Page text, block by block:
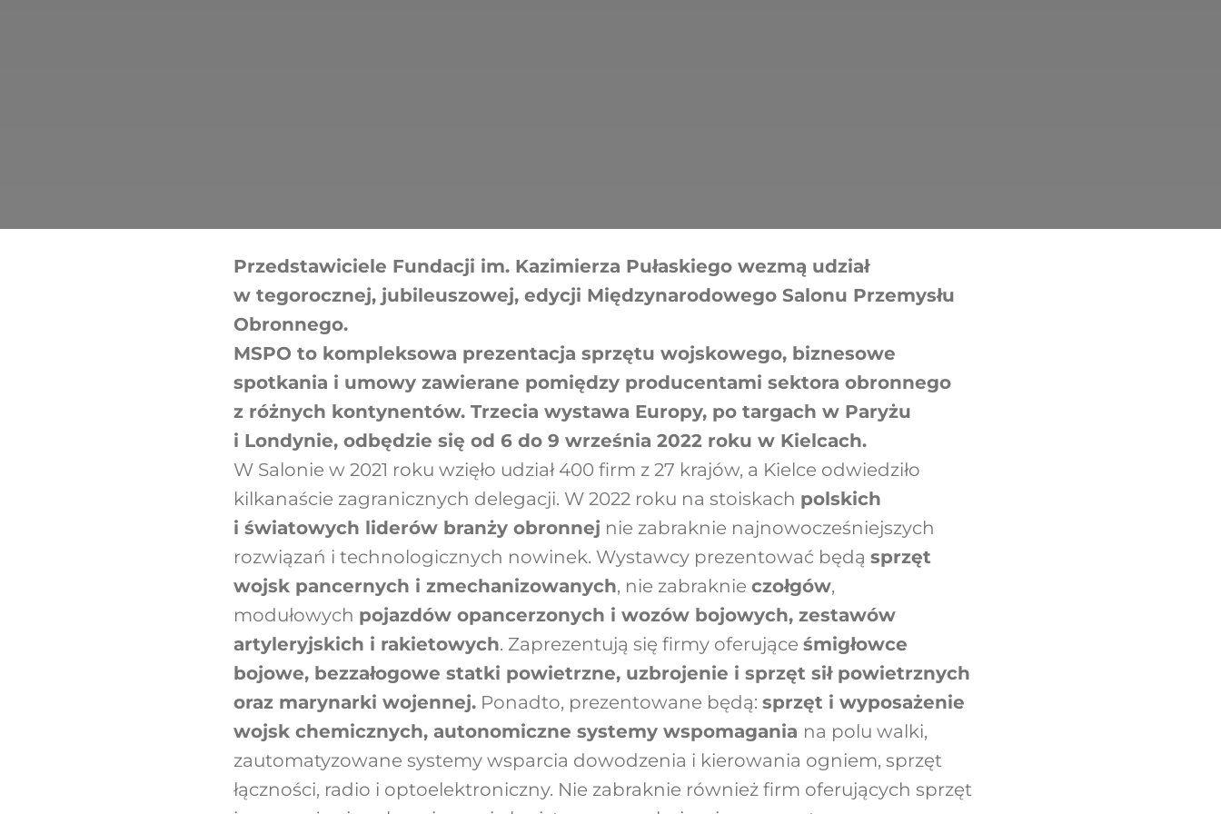
Przedstawiciele Fundacji im. Kazimierza Pułaskiego wezmą udział
w tegorocznej, jubileuszowej, edycji Międzynarodowego Salonu Przemysłu
Obronnego.
MSPO to kompleksowa prezentacja sprzętu wojskowego, biznesowe
spotkania i umowy zawierane pomiędzy producentami sektora obronnego
z różnych kontynentów. Trzecia wystawa Europy, po targach w Paryżu
i Londynie, odbędzie się od 6 do 9 września 2022 roku w Kielcach.
W Salonie w 2021 roku wzięło udział 400 firm z 27 krajów, a Kielce odwiedziło
kilkanaście zagranicznych delegacji. W 2022 roku na stoiskach polskich
i światowych liderów branży obronnej nie zabraknie najnowocześniejszych
rozwiązań i technologicznych nowinek. Wystawcy prezentować będą sprzęt
wojsk pancernych i zmechanizowanych, nie zabraknie czołgów,
modułowych pojazdów opancerzonych i wozów bojowych, zestawów
artyleryjskich i rakietowych. Zaprezentują się firmy oferujące śmigłowce
bojowe, bezzałogowe statki powietrzne, uzbrojenie i sprzęt sił powietrznych
oraz marynarki wojennej.Ponadto, prezentowane będą: sprzęt i wyposażenie
wojsk chemicznych, autonomiczne systemy wspomagania na polu walki,
zautomatyzowane systemy wsparcia dowodzenia i kierowania ogniem, sprzęt
łączności, radio i optoelektroniczny. Nie zabraknie również firm oferujących sprzęt